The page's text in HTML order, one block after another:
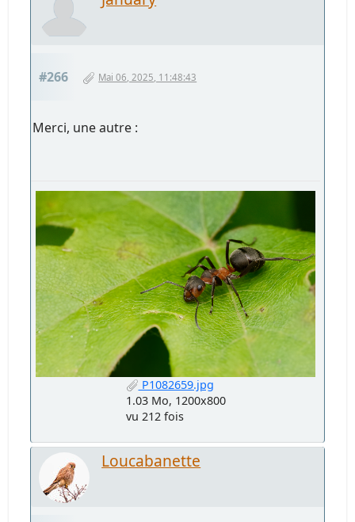
#266 Mai 06, 2025, 11:48:43
Merci, une autre :
P1082659.jpg
1.03 Mo, 1200x800
vu 212 fois
Loucabanette